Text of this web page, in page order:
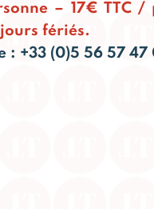
– 17€ TTC
fériés.
: +33 (0)5 56 57 47